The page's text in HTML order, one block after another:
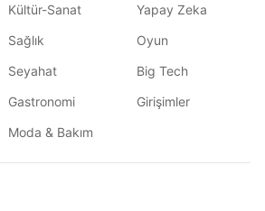
Kültür-Sanat
Sağlık
Seyahat
Gastronomi
Moda & Bakım
Yapay Zeka
Oyun
Big Tech
Girişimler